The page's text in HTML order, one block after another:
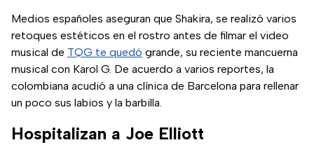
Medios españoles aseguran que Shakira, se realizó varios
retoques estéticos en el rostro antes de filmar el video
musical de TQG te quedó grande, su reciente mancuerna
musical con Karol G. De acuerdo a varios reportes, la
colombiana acudió a una clínica de Barcelona para rellenar
un poco sus labios y la barbilla.
Hospitalizan a Joe Elliott